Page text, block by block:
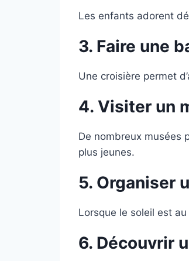
Les enfants adorent
3. Faire une
Une croisière permet
4. Visiter un
De nombreux musées
plus jeunes.
5. Organiser
Lorsque le soleil est
6. Découvrir